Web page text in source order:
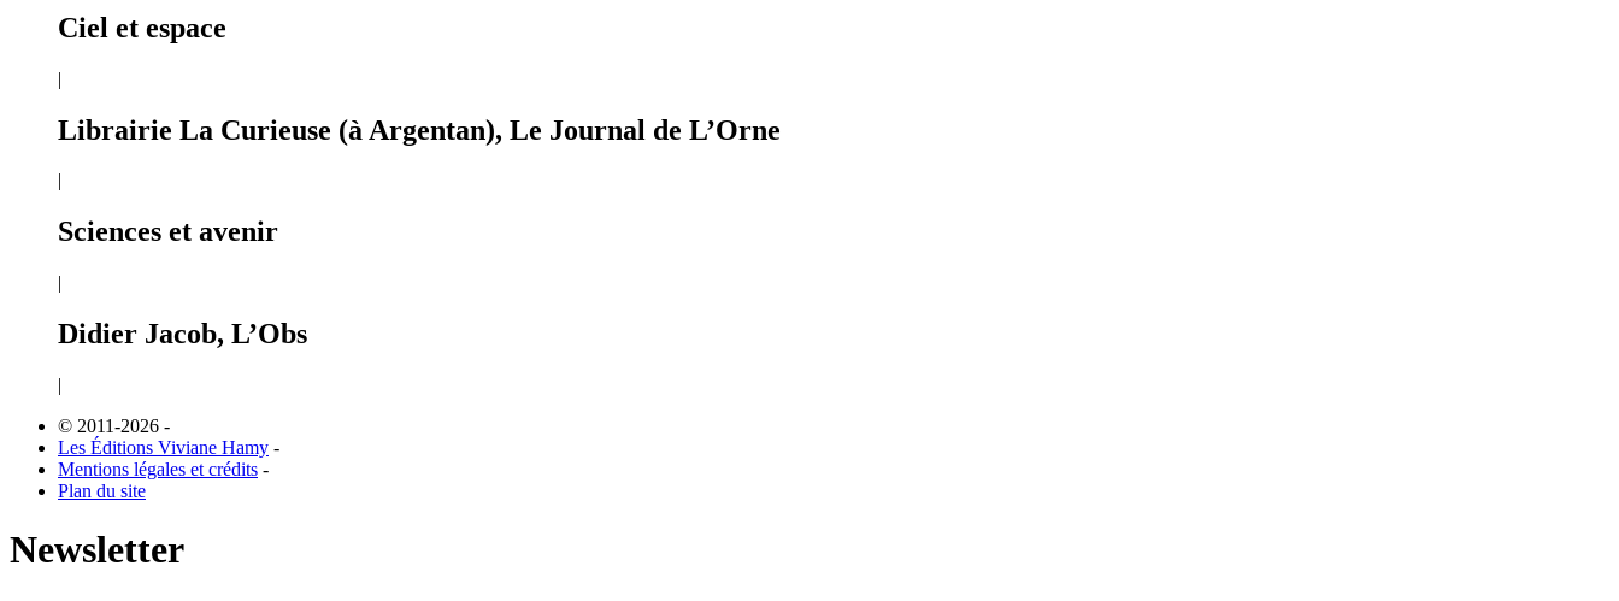
Ciel et espace
|
Librairie La Curieuse (à Argentan), Le Journal de L’Orne
|
Sciences et avenir
|
Didier Jacob, L’Obs
|
© 2011-2026 -
Les Éditions Viviane Hamy -
Mentions légales et crédits -
Plan du site
Newsletter